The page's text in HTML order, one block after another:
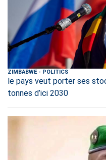
ZIMBABWE- POLITICS
le pays veut porter ses
tonnes d’ici 2030